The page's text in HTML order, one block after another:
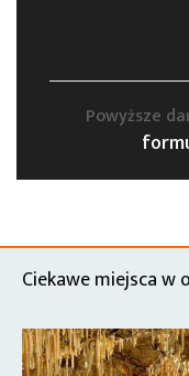
Powyższe
Ciekawe miejsca w